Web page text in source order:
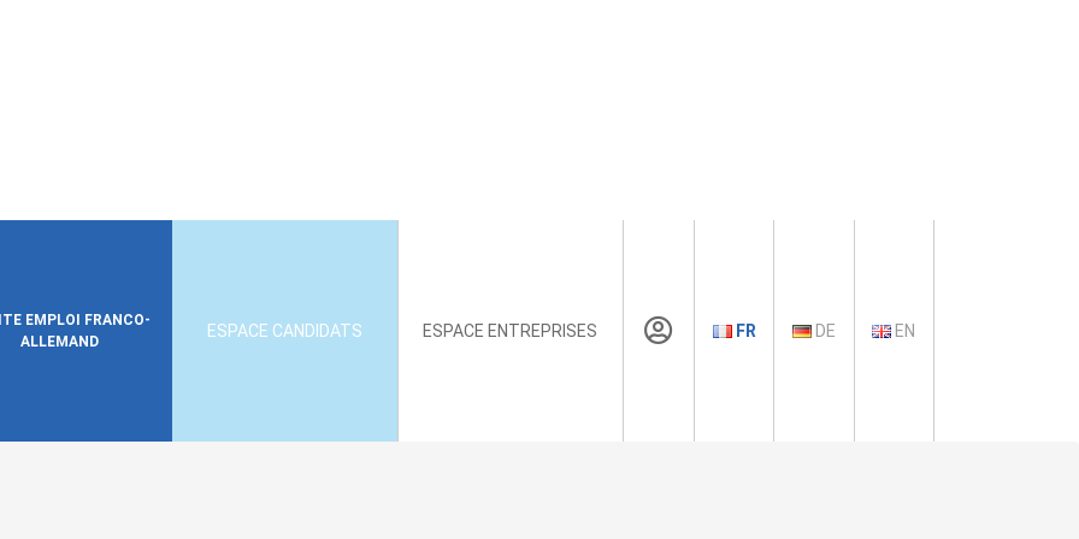
EMPLOI FRANCO-
ALLEMAND
ESPACE CANDIDATS ESPACE ENTREPRISES FR DE EN